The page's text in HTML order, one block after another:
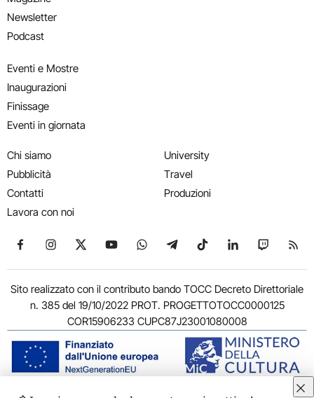
Newsletter
Podcast
Eventi e Mostre
Inaugurazioni
Finissage
Eventi in giornata
Chi siamo
Pubblicità
Contatti
Lavora con noi
University
Travel
Produzioni
Seguici su Facebook
Seguici su Instagram
Seguici su X
Seguici su YouTube
Seguici su WhatsApp
Seguici su Telegram
Seguici su TikTok
Seguici su
Seguici
Sito realizzato con il contributo bando TOCC Decreto Direttoriale
n. 385 del 19/10/2022 PROT. PROGETTOTOCC0000125
COR15906233 CUPC87J23001080008